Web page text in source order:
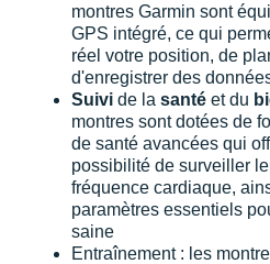
montres Garmin sont
GPS intégré, ce qui
réel votre position, de
d'enregistrer des
Suivi de la santé et du
montres sont dotées de
de santé avancées qui
possibilité de surveiller
fréquence cardiaque,
paramètres essentiels
saine
Entraînement : les